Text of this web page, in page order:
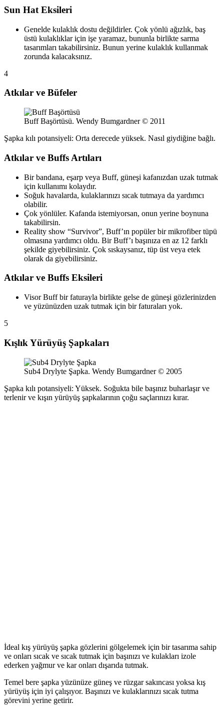
Sun Hat Eksileri
Genelde kulaklık dostu değildirler. Çok yönlü ağızlık, baş
üstü kulaklıklar için işe yaramaz, bununla birlikte sarma
tasarımları takabilirsiniz. Bunun yerine kulaklık kullanmak
zorunda kalacaksınız.
4
Atkılar ve Büfeler
Buff Başörtüsü. Wendy Bumgardner © 2011
Şapka kılı potansiyeli: Orta derecede yüksek. Nasıl giydiğine bağlı.
Atkılar ve Buffs Artıları
Bir bandana, eşarp veya Buff, güneşi kafanızdan uzak tutmak
için kullanımı kolaydır.
Soğuk havalarda, kulaklarınızı sıcak tutmaya da yardımcı
olabilir.
Çok yönlüler. Kafanda istemiyorsan, onun yerine boynuna
takabilirsin.
Reality show “Survivor”, Buff’ın popüler bir mikrofiber tüpü
olmasına yardımcı oldu. Bir Buff’ı başınıza en az 12 farklı
şekilde giyebilirsiniz. Çok sıskaysanız, tüp üst veya etek
olarak da giyebilirsiniz.
Atkılar ve Buffs Eksileri
Visor Buff bir faturayla birlikte gelse de güneşi gözlerinizden
ve yüzünüzden uzak tutmak için bir faturaları yok.
5
Kışlık Yürüyüş Şapkaları
Sub4 Drylyte Şapka. Wendy Bumgardner © 2005
Şapka kılı potansiyeli: Yüksek. Soğukta bile başınız buharlaşır ve
terlenir ve kışın yürüyüş şapkalarının çoğu saçlarınızı kırar.
İdeal kış yürüyüş şapka gözlerini gölgelemek için bir tasarıma sahip
ve onları sıcak ve sıcak tutmak için başınızı ve kulakları izole
ederken yağmur ve kar onları dışarıda tutmak.
Temel bere şapka yüzünüze güneş ve rüzgar sakıncası yoksa kış
yürüyüş için iyi çalışıyor. Başınızı ve kulaklarınızı sıcak tutma
görevini yerine getirir.